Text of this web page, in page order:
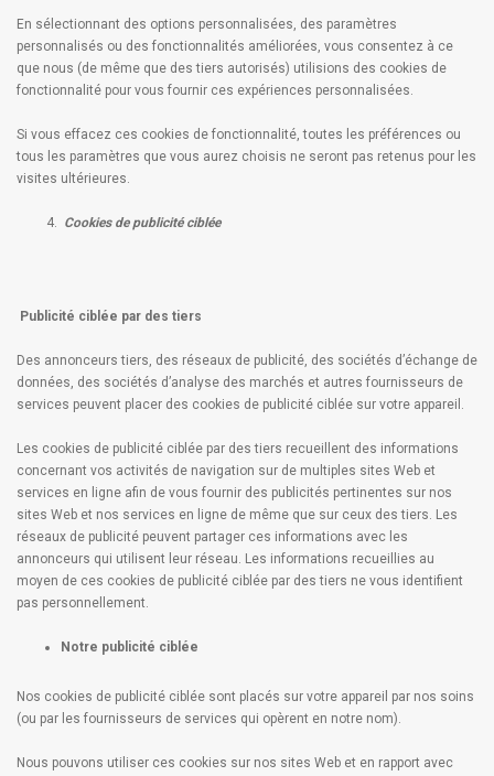
En sélectionnant des options personnalisées, des paramètres
personnalisés ou des fonctionnalités améliorées, vous consentez à ce
que nous (de même que des tiers autorisés) utilisions des cookies de
fonctionnalité pour vous fournir ces expériences personnalisées.
Si vous effacez ces cookies de fonctionnalité, toutes les préférences ou
tous les paramètres que vous aurez choisis ne seront pas retenus pour les
visites ultérieures.
Cookies de publicité ciblée
Publicité ciblée par des tiers
Des annonceurs tiers, des réseaux de publicité, des sociétés d’échange de
données, des sociétés d’analyse des marchés et autres fournisseurs de
services peuvent placer des cookies de publicité ciblée sur votre appareil.
Les cookies de publicité ciblée par des tiers recueillent des informations
concernant vos activités de navigation sur de multiples sites Web et
services en ligne afin de vous fournir des publicités pertinentes sur nos
sites Web et nos services en ligne de même que sur ceux des tiers. Les
réseaux de publicité peuvent partager ces informations avec les
annonceurs qui utilisent leur réseau. Les informations recueillies au
moyen de ces cookies de publicité ciblée par des tiers ne vous identifient
pas personnellement.
Notre publicité ciblée
Nos cookies de publicité ciblée sont placés sur votre appareil par nos soins
(ou par les fournisseurs de services qui opèrent en notre nom).
Nous pouvons utiliser ces cookies sur nos sites Web et en rapport avec